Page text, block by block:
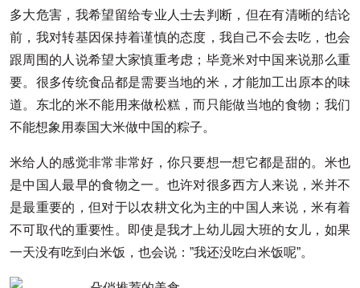
多大危害，我希望留给专业人士去判断，但在有清晰的结论
前，我对转基因保持着谨慎的态度，我自己不会去吃，也会
跟周围的人说希望大家慎重考虑；毕竟米对中国来说那么重
要。很多传统食品都是需要当地的米，才能加工出原本的味
道。东北的米不能用来做松糕，而只能做当地的食物；我们
不能想象用泰国大米做中国的粽子。
米给人的感觉非常非常好，你只要想一想它都是甜的。米也
是中国人最早的食物之一。也许对很多西方人来说，米并不
是最重要的，但对于以农耕文化为主的中国人来说，米有着
不可取代的重要性。即使是我才上幼儿园大班的女儿，如果
一天没有吃到白米饭，也会说：”我还没吃白米饭呢”。